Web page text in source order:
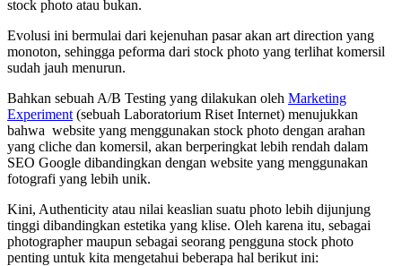
stock photo atau bukan.
Evolusi ini bermulai dari kejenuhan pasar akan art direction yang
monoton, sehingga peforma dari stock photo yang terlihat komersil
sudah jauh menurun.
Bahkan sebuah A/B Testing yang dilakukan oleh Marketing
Experiment (sebuah Laboratorium Riset Internet) menujukkan
bahwa website yang menggunakan stock photo dengan arahan
yang cliche dan komersil, akan berperingkat lebih rendah dalam
SEO Google dibandingkan dengan website yang menggunakan
fotografi yang lebih unik.
Kini, Authenticity atau nilai keaslian suatu photo lebih dijunjung
tinggi dibandingkan estetika yang klise. Oleh karena itu, sebagai
photographer maupun sebagai seorang pengguna stock photo
penting untuk kita mengetahui beberapa hal berikut ini: